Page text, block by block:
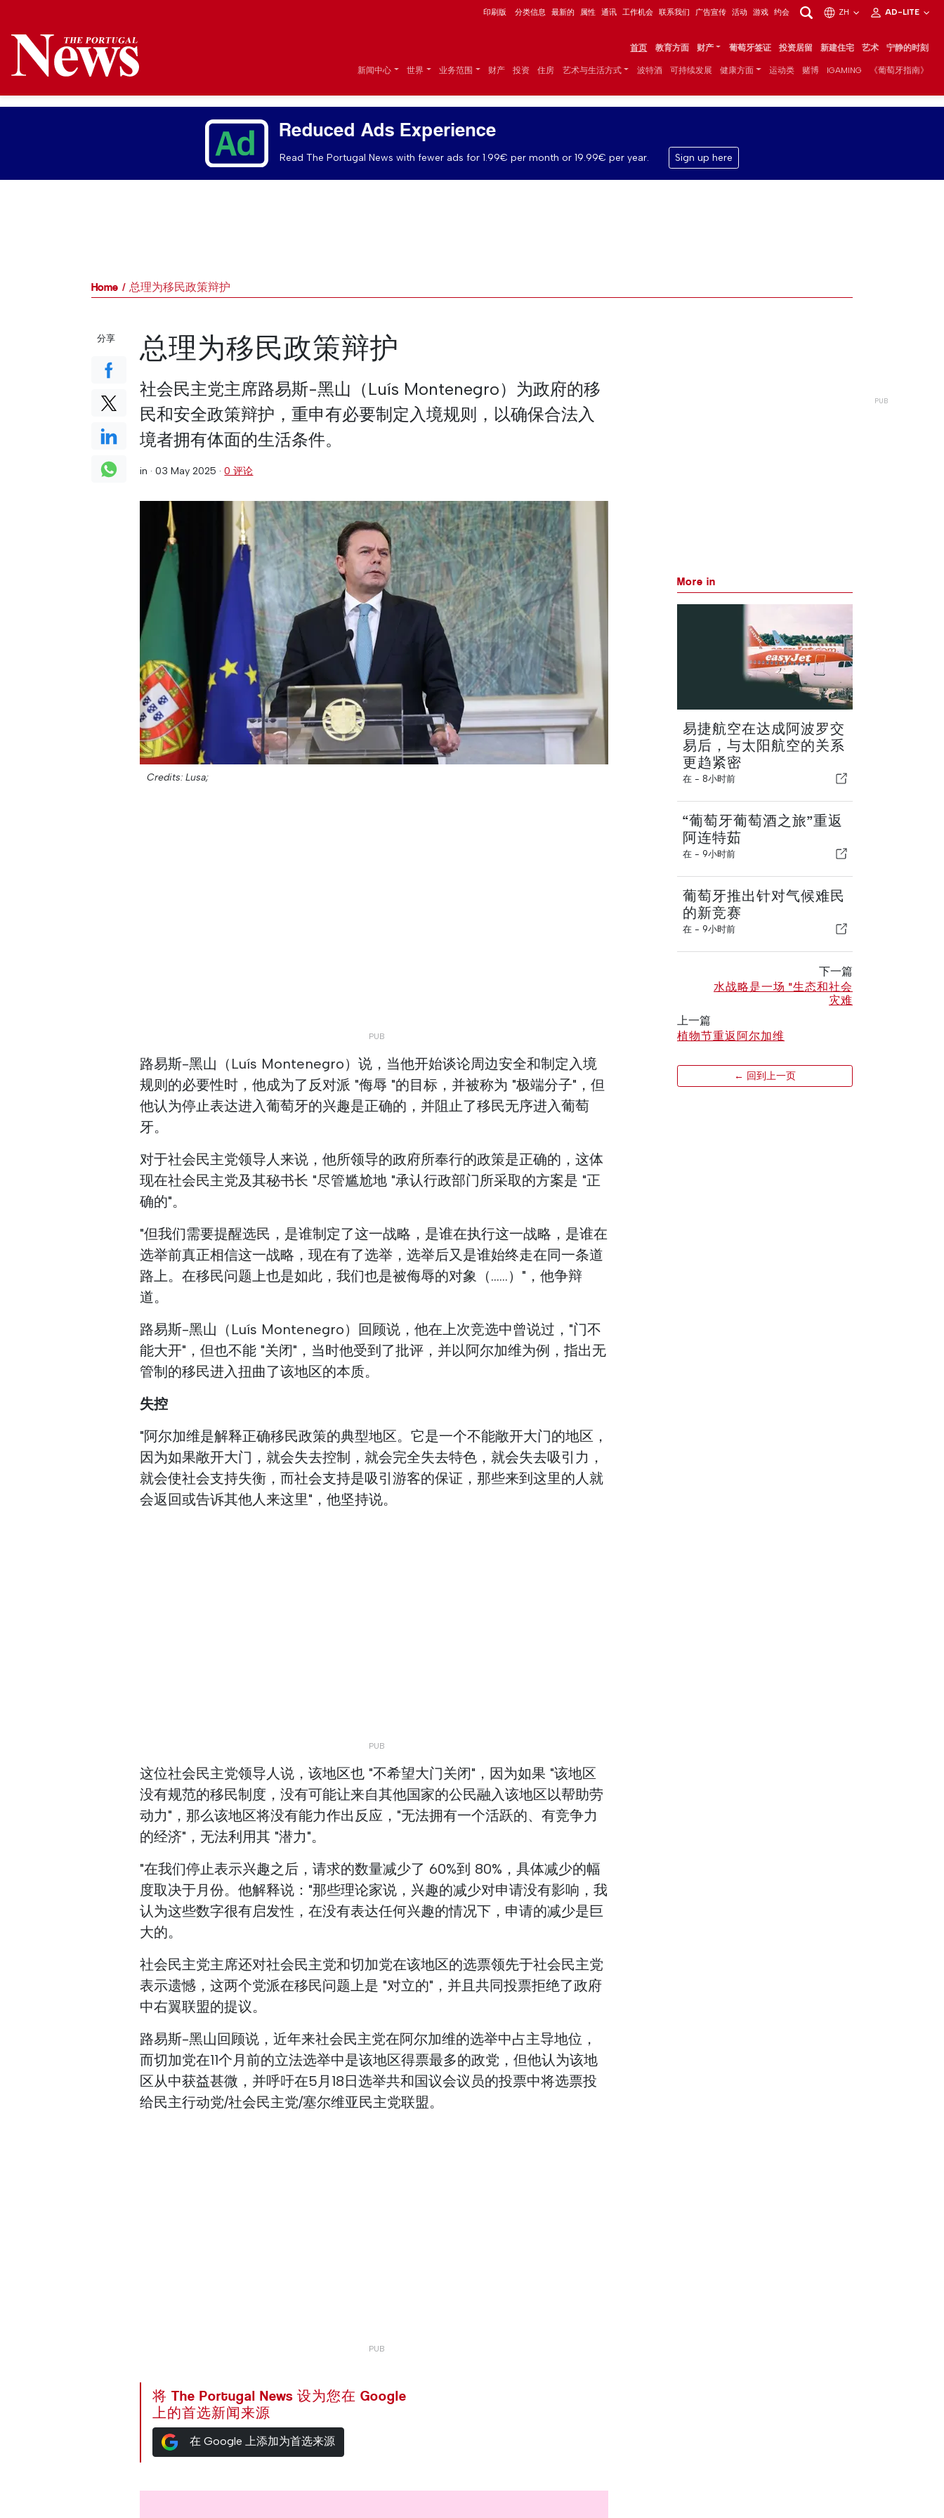
印刷版 分类信息 最新的 属性 通讯 工作机会 联系我们 广告宣传 活动 游戏 约会 ZH AD-LITE
首页 教育方面 财产 葡萄牙签证 投资居留 新建住宅 艺术 宁静的时刻
新闻中心 世界 业务范围 财产 投资 住房 艺术与生活方式 波特酒 可持续发展 健康方面 运动类 赌博 IGAMING 《葡萄牙指南》
Reduced Ads Experience
Read The Portugal News with fewer ads for 1.99€ per month or 19.99€ per year. Sign up here
Home 总理为移民政策辩护
总理为移民政策辩护
社会民主党主席路易斯-黑山（Luís Montenegro）为政府的移
民和安全政策辩护，重申有必要制定入境规则，以确保合法入
境者拥有体面的生活条件。
in ·03 May 2025 ·0 评论
Credits: Lusa;
路易斯-黑山（Luís Montenegro）说，当他开始谈论周边安全和制定入境
规则的必要性时，他成为了反对派 "侮辱 "的目标，并被称为 "极端分子"，但
他认为停止表达进入葡萄牙的兴趣是正确的，并阻止了移民无序进入葡萄
牙。
对于社会民主党领导人来说，他所领导的政府所奉行的政策是正确的，这体
现在社会民主党及其秘书长 "尽管尴尬地 "承认行政部门所采取的方案是 "正
确的"。
"但我们需要提醒选民，是谁制定了这一战略，是谁在执行这一战略，是谁在
选举前真正相信这一战略，现在有了选举，选举后又是谁始终走在同一条道
路上。在移民问题上也是如此，我们也是被侮辱的对象（......）"，他争辩
道。
路易斯-黑山（Luís Montenegro）回顾说，他在上次竞选中曾说过，"门不
能大开"，但也不能 "关闭"，当时他受到了批评，并以阿尔加维为例，指出无
管制的移民进入扭曲了该地区的本质。
失控
"阿尔加维是解释正确移民政策的典型地区。它是一个不能敞开大门的地区，
因为如果敞开大门，就会失去控制，就会完全失去特色，就会失去吸引力，
就会使社会支持失衡，而社会支持是吸引游客的保证，那些来到这里的人就
会返回或告诉其他人来这里"，他坚持说。
这位社会民主党领导人说，该地区也 "不希望大门关闭"，因为如果 "该地区
没有规范的移民制度，没有可能让来自其他国家的公民融入该地区以帮助劳
动力"，那么该地区将没有能力作出反应，"无法拥有一个活跃的、有竞争力
的经济"，无法利用其 "潜力"。
"在我们停止表示兴趣之后，请求的数量减少了 60%到 80%，具体减少的幅
度取决于月份。他解释说："那些理论家说，兴趣的减少对申请没有影响，我
认为这些数字很有启发性，在没有表达任何兴趣的情况下，申请的减少是巨
大的。
社会民主党主席还对社会民主党和切加党在该地区的选票领先于社会民主党
表示遗憾，这两个党派在移民问题上是 "对立的"，并且共同投票拒绝了政府
中右翼联盟的提议。
路易斯-黑山回顾说，近年来社会民主党在阿尔加维的选举中占主导地位，
而切加党在11个月前的立法选举中是该地区得票最多的政党，但他认为该地
区从中获益甚微，并呼吁在5月18日选举共和国议会议员的投票中将选票投
给民主行动党/社会民主党/塞尔维亚民主党联盟。
将 The Portugal News 设为您在 Google
上的首选新闻来源
在 Google 上添加为首选来源
分享
More in
易捷航空在达成阿波罗交
易后，与太阳航空的关系
更趋紧密
在 - 8小时前
“葡萄牙葡萄酒之旅”重返
阿连特茹
在 - 9小时前
葡萄牙推出针对气候难民
的新竞赛
在 - 9小时前
下一篇
水战略是一场 "生态和社会
灾难
上一篇
植物节重返阿尔加维
← 回到上一页